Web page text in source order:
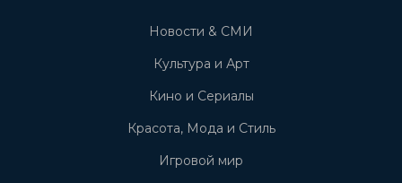
Новости & СМИ
Культура и Арт
Кино и Сериалы
Красота, Мода и Стиль
Игровой мир